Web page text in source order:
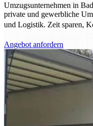
Umzugsunternehmen in
private und gewerbliche
und Logistik. Zeit sparen,
Angebot anfordern